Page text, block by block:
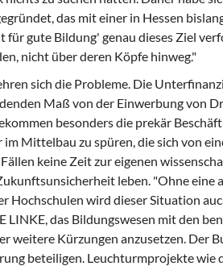
das mit einer in Hessen
gute Bildung' genau dieses Ziel
nicht über deren Köpfe hinweg."
sich die Probleme. Die
Maß von der Einwerbung von
besonders die prekär
Mittelbau zu spüren, die sich von
keine Zeit zur eigenen
leben. "Ohne eine
Hochschulen wird dieser Situation
LINKE, das Bildungswesen mit den
weitere Kürzungen anzusetzen. Der
beteiligen. Leuchturmprojekte wie